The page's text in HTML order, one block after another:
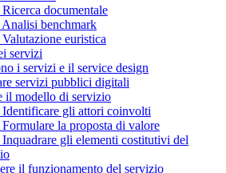
documentale
benchmark
euristica
servizi
i servizi e il service design
servizi pubblici digitali
il modello di servizio
Identificare gli attori coinvolti
Formulare la proposta di valore
Inquadrare gli elementi costitutivi del
il funzionamento del servizio